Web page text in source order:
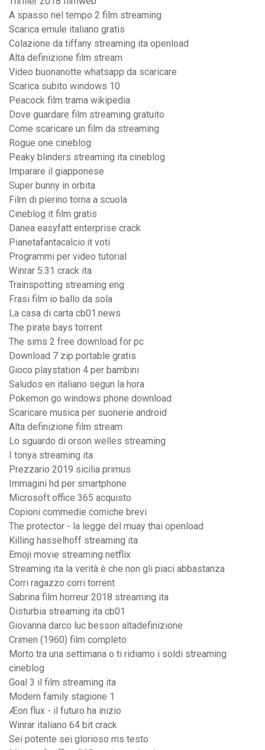
A spasso nel tempo 2 film streaming
Scarica emule italiano gratis
Colazione da tiffany streaming ita openload
Alta definizione film stream
Video buonanotte whatsapp da scaricare
Scarica subito windows 10
Peacock film trama wikipedia
Dove guardare film streaming gratuito
Come scaricare un film da streaming
Rogue one cineblog
Peaky blinders streaming ita cineblog
Imparare il giapponese
Super bunny in orbita
Film di pierino torna a scuola
Cineblog it film gratis
Danea easyfatt enterprise crack
Pianetafantacalcio.it voti
Programmi per video tutorial
Winrar 5.31 crack ita
Trainspotting streaming eng
Frasi film io ballo da sola
La casa di carta cb01.news
The pirate bays torrent
The sims 2 free download for pc
Download 7 zip portable gratis
Gioco playstation 4 per bambini
Saludos en italiano segun la hora
Pokemon go windows phone download
Scaricare musica per suonerie android
Alta definizione film stream
Lo sguardo di orson welles streaming
I tonya streaming ita
Prezzario 2019 sicilia primus
Immagini hd per smartphone
Microsoft office 365 acquisto
Copioni commedie comiche brevi
The protector - la legge del muay thai openload
Killing hasselhoff streaming ita
Emoji movie streaming netflix
Streaming ita la verità è che non gli piaci abbastanza
Corri ragazzo corri torrent
Sabrina film horreur 2018 streaming ita
Disturbia streaming ita cb01
Giovanna darco luc besson altadefinizione
Crimen (1960) film completo
Morto tra una settimana o ti ridiamo i soldi streaming
cineblog
Goal 3 il film streaming ita
Modern family stagione 1
Æon flux - il futuro ha inizio
Winrar italiano 64 bit crack
Sei potente sei glorioso rns testo